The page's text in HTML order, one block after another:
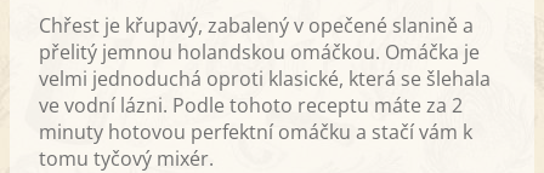
Chřest je křupavý, zabalený v opečené slanině a
přelitý jemnou holandskou omáčkou. Omáčka je
velmi jednoduchá oproti klasické, která se šlehala
ve vodní lázni. Podle tohoto receptu máte za 2
minuty hotovou perfektní omáčku a stačí vám k
tomu tyčový mixér.